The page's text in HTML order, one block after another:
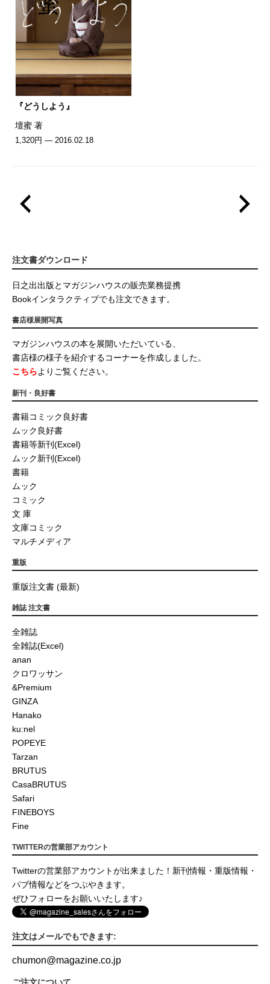
『どうしよう』
壇蜜 著
1,320円 — 2016.02.18
注文書ダウンロード
日之出出版とマガジンハウスの販売業務提携
Bookインタラクティブでも注文できます。
書店様展開写真
マガジンハウスの本を展開いただいている、
書店様の様子を紹介するコーナーを作成しました。
こちらよりご覧ください。
新刊・良好書
書籍コミック良好書
ムック良好書
書籍等新刊(Excel)
ムック新刊(Excel)
書籍
ムック
コミック
文 庫
文庫コミック
マルチメディア
重版
重版注文書 (最新)
雑誌 注文書
全雑誌
全雑誌(Excel)
anan
クロワッサン
&Premium
GINZA
Hanako
ku:nel
POPEYE
Tarzan
BRUTUS
CasaBRUTUS
Safari
FINEBOYS
Fine
TWITTERの営業部アカウント
Twitterの営業部アカウントが出来ました！新刊情報・重版情報・
パブ情報などをつぶやきます。
ぜひフォローをお願いいたします♪
注文はメールでもできます:
chumon@magazine.co.jp